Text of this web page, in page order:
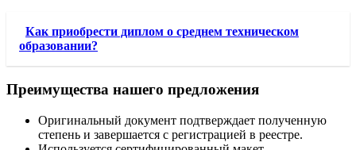
Как приобрести диплом о среднем техническом
образовании?
Преимущества нашего предложения
Оригинальный документ подтверждает полученную
степень и завершается с регистрацией в реестре.